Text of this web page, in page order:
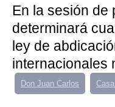
En la sesión de
determinará
ley de
internacionales
Don Juan Carlos